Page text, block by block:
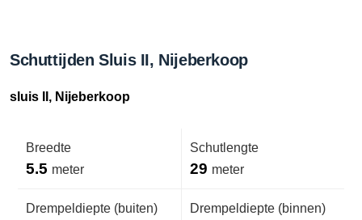
Schuttijden Sluis II, Nijeberkoop
sluis II, Nijeberkoop
Breedte
5.5 meter
Schutlengte
29 meter
Drempeldiepte (buiten) Drempeldiepte (binnen)